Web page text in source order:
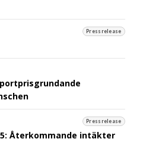
Pressrelease
Pressrelease
Återkommande intäkter